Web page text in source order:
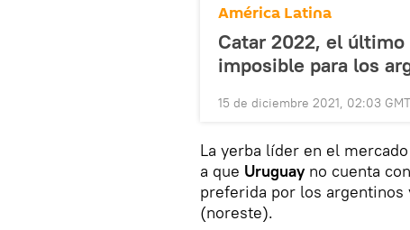
América Latina
Catar 2022, el
imposible para los
15 de diciembre 2021, 02:03 GMT
La yerba líder en el
a que Uruguay no cuenta
preferida por los
(noreste).